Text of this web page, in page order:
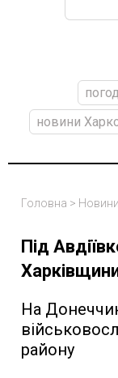
новини
Головна > Новини
Під
На
району